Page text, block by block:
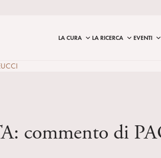
LA CURA LA RICERCA EVENTI
commento di